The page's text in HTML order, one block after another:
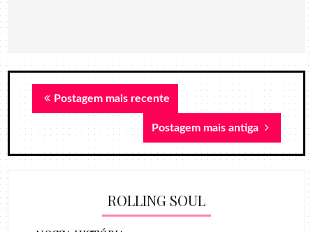
Postagem mais recente
Postagem mais antiga
ROLLING SOUL